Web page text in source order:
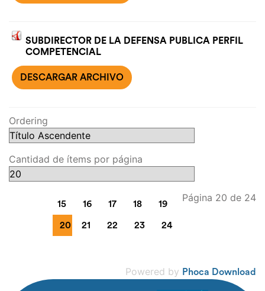
SUBDIRECTOR DE LA DEFENSA PUBLICA PERFIL
COMPETENCIAL
DESCARGAR ARCHIVO
Ordering
Cantidad de ítems por página
Página 20 de 24
15 16 17 18 19
20 21 22 23 24
Powered by Phoca Download